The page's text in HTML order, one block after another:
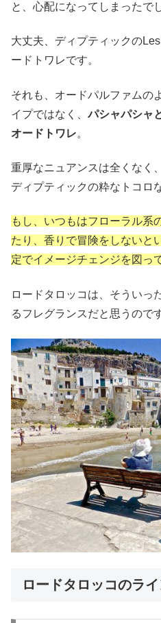
と、心配になってしまったで
大丈夫、ディプティックの
ードトワレです。
それも、オードパルファムの
イプではなく、パシャパシャ
オードトワレ。
重厚なニュアンスは全くなく
ディプティックの粋なトコロ
もし、いつもはフローラル系
たり、香りで冒険をしないと
定でイメージチェンジを図っ
ロードタロッコは、そういっ
るフレグランスだと思うのです
ロードタロッコのラ